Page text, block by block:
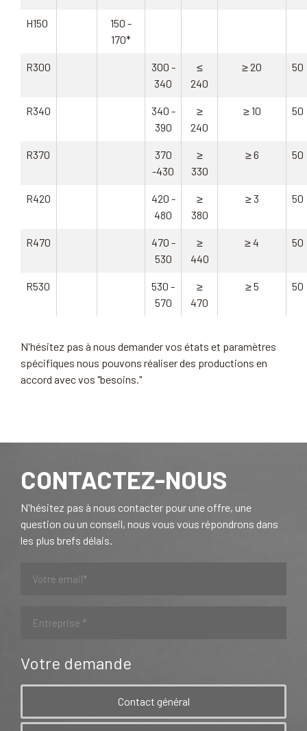
H150
150 -
170*
R300
300 -
340
≤
240
≥ 20 50
R340
340 -
390
≥
240
≥ 10 50
R370
370
-430
≥
330
≥ 6 50
R420
420 -
480
≥
380
≥ 3 50
R470
470 -
530
≥
440
≥ 4 50
R530
530 -
570
≥
470
≥ 5 50
N'hésitez pas à nous demander vos états et paramètres
spécifiques nous pouvons réaliser des productions en
accord avec vos "besoins."
CONTACTEZ-NOUS
N'hésitez pas à nous contacter pour une offre, une
question ou un conseil, nous vous vous répondrons dans
les plus brefs délais.
Votre demande
Contact général